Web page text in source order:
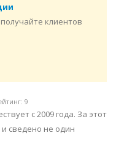
клиентов
9
с 2009 года. За этот
сведено не один